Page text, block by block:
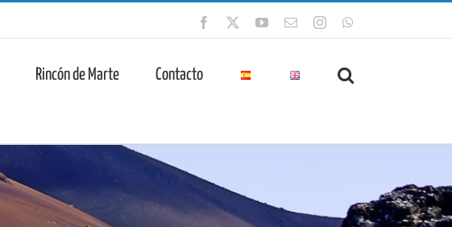
Facebook YouTube
CorreoInstagram
Rincón de Marte Contacto